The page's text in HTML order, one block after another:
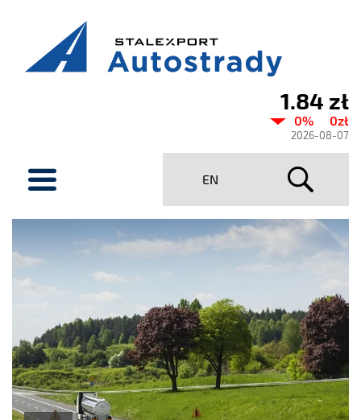
Stalexport
Autostrady
SA
1.84 zł
0% 0zł
2026-08-07
EN
Stalexport
Autostrady